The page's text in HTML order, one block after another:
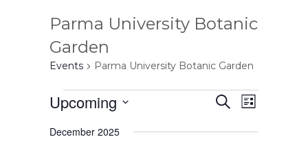
Parma University Botanic
Garden
Events Parma University Botanic Garden
Events Events
Search
Navigation
SearchEvent
Views
List
Upcoming
December 2025